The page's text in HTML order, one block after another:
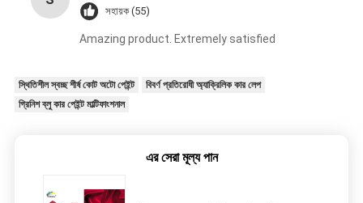
সহায়ক (55)
Amazing product. Extremely satisfied
স্থিতিশীল স্বচ্ছ শীর্ষ কোট অটো পেইন্ট
বিবর্ণ প্রতিরোধী অ্যাক্রিলিক কার লেপ
গ্রিনিশ ব্লু কার পেইন্ট মাল্টিফাংশনাল
এর সেরা মূল্য পান